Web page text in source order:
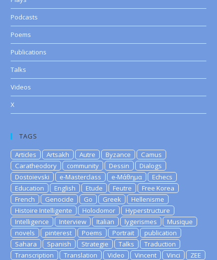
Podcasts
Poems
Publications
Talks
Videos
X
TAGS
Articles Artsakh Autre Byzance
Camus
Caratheodory
community Dessin
Dialogs
Dostoievski
e-Masterclass e-Μάθημα
Echecs
Education
English Etude Feutre
Free Korea
French
Genocide Go Greek
Hellenisme
Histoire Intelligente
Holodomor
Hyperstructure
Intelligence
Interview Italian lygerismes
Musique
novels
pinterest Poems Portrait
publication
Sahara
Spanish Strategie Talks
Traduction
Transcription
Translation Video Vincent Vinci
ZEE